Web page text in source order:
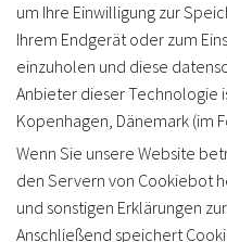
um Ihre Einwilligung zur
Ihrem Endgerät oder zum
einzuholen und diese
Anbieter dieser Technologie
Kopenhagen, Dänemark (im
Wenn Sie unsere Website
den Servern von Cookiebot
und sonstigen Erklärungen
Anschließend speichert